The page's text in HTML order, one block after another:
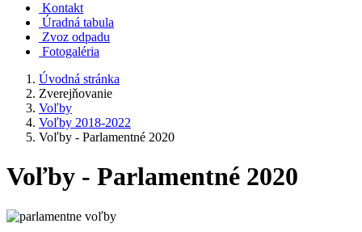
Kontakt
Úradná tabula
Zvoz odpadu
Fotogaléria
Úvodná stránka
Zverejňovanie
Voľby
Voľby 2018-2022
Voľby - Parlamentné 2020
Voľby - Parlamentné 2020